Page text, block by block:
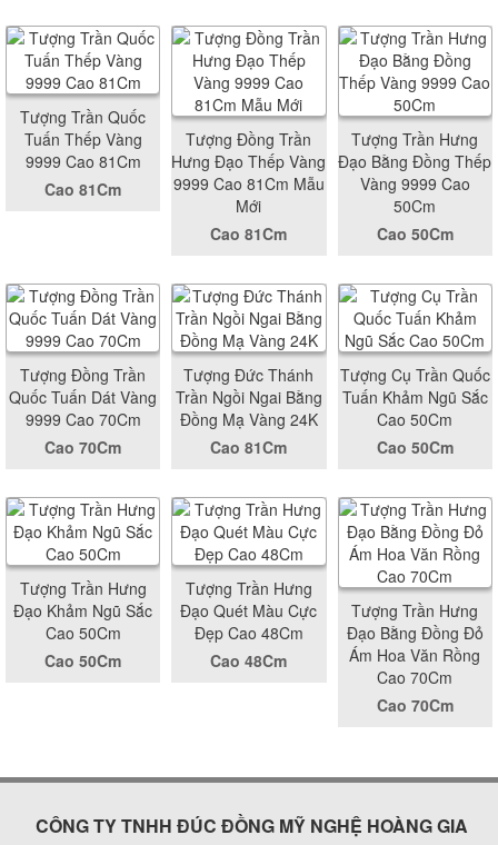
Tượng Trần Quốc
Tuấn Thếp Vàng
9999 Cao 81Cm
Cao 81Cm
Tượng Đồng Trần
Hưng Đạo Thếp Vàng
9999 Cao 81Cm Mẫu
Mới
Cao 81Cm
Tượng Trần Hưng
Đạo Bằng Đồng Thếp
Vàng 9999 Cao
50Cm
Cao 50Cm
Tượng Đồng Trần
Quốc Tuấn Dát Vàng
9999 Cao 70Cm
Cao 70Cm
Tượng Đức Thánh
Trần Ngồi Ngai Bằng
Đồng Mạ Vàng 24K
Cao 81Cm
Tượng Cụ Trần Quốc
Tuấn Khảm Ngũ Sắc
Cao 50Cm
Cao 50Cm
Tượng Trần Hưng
Đạo Khảm Ngũ Sắc
Cao 50Cm
Cao 50Cm
Tượng Trần Hưng
Đạo Quét Màu Cực
Đẹp Cao 48Cm
Cao 48Cm
Tượng Trần Hưng
Đạo Bằng Đồng Đỏ
Ám Hoa Văn Rồng
Cao 70Cm
Cao 70Cm
CÔNG TY TNHH ĐÚC ĐỒNG MỸ NGHỆ HOÀNG GIA